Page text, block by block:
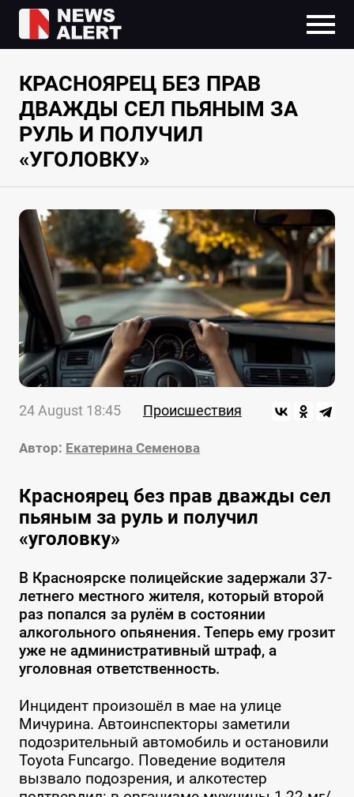
КРАСНОЯРЕЦ БЕЗ ПРАВ
ДВАЖДЫ СЕЛ ПЬЯНЫМ ЗА
РУЛЬ И ПОЛУЧИЛ
«УГОЛОВКУ»
24 August 18:45 Происшествия
Автор: Екатерина Семенова
Красноярец без прав дважды сел
пьяным за руль и получил
«уголовку»
В Красноярске полицейские задержали 37-
летнего местного жителя, который второй
раз попался за рулём в состоянии
алкогольного опьянения. Теперь ему грозит
уже не административный штраф, а
уголовная ответственность.
Инцидент произошёл в мае на улице
Мичурина. Автоинспекторы заметили
подозрительный автомобиль и остановили
Toyota Funcargo. Поведение водителя
вызвало подозрения, и алкотестер